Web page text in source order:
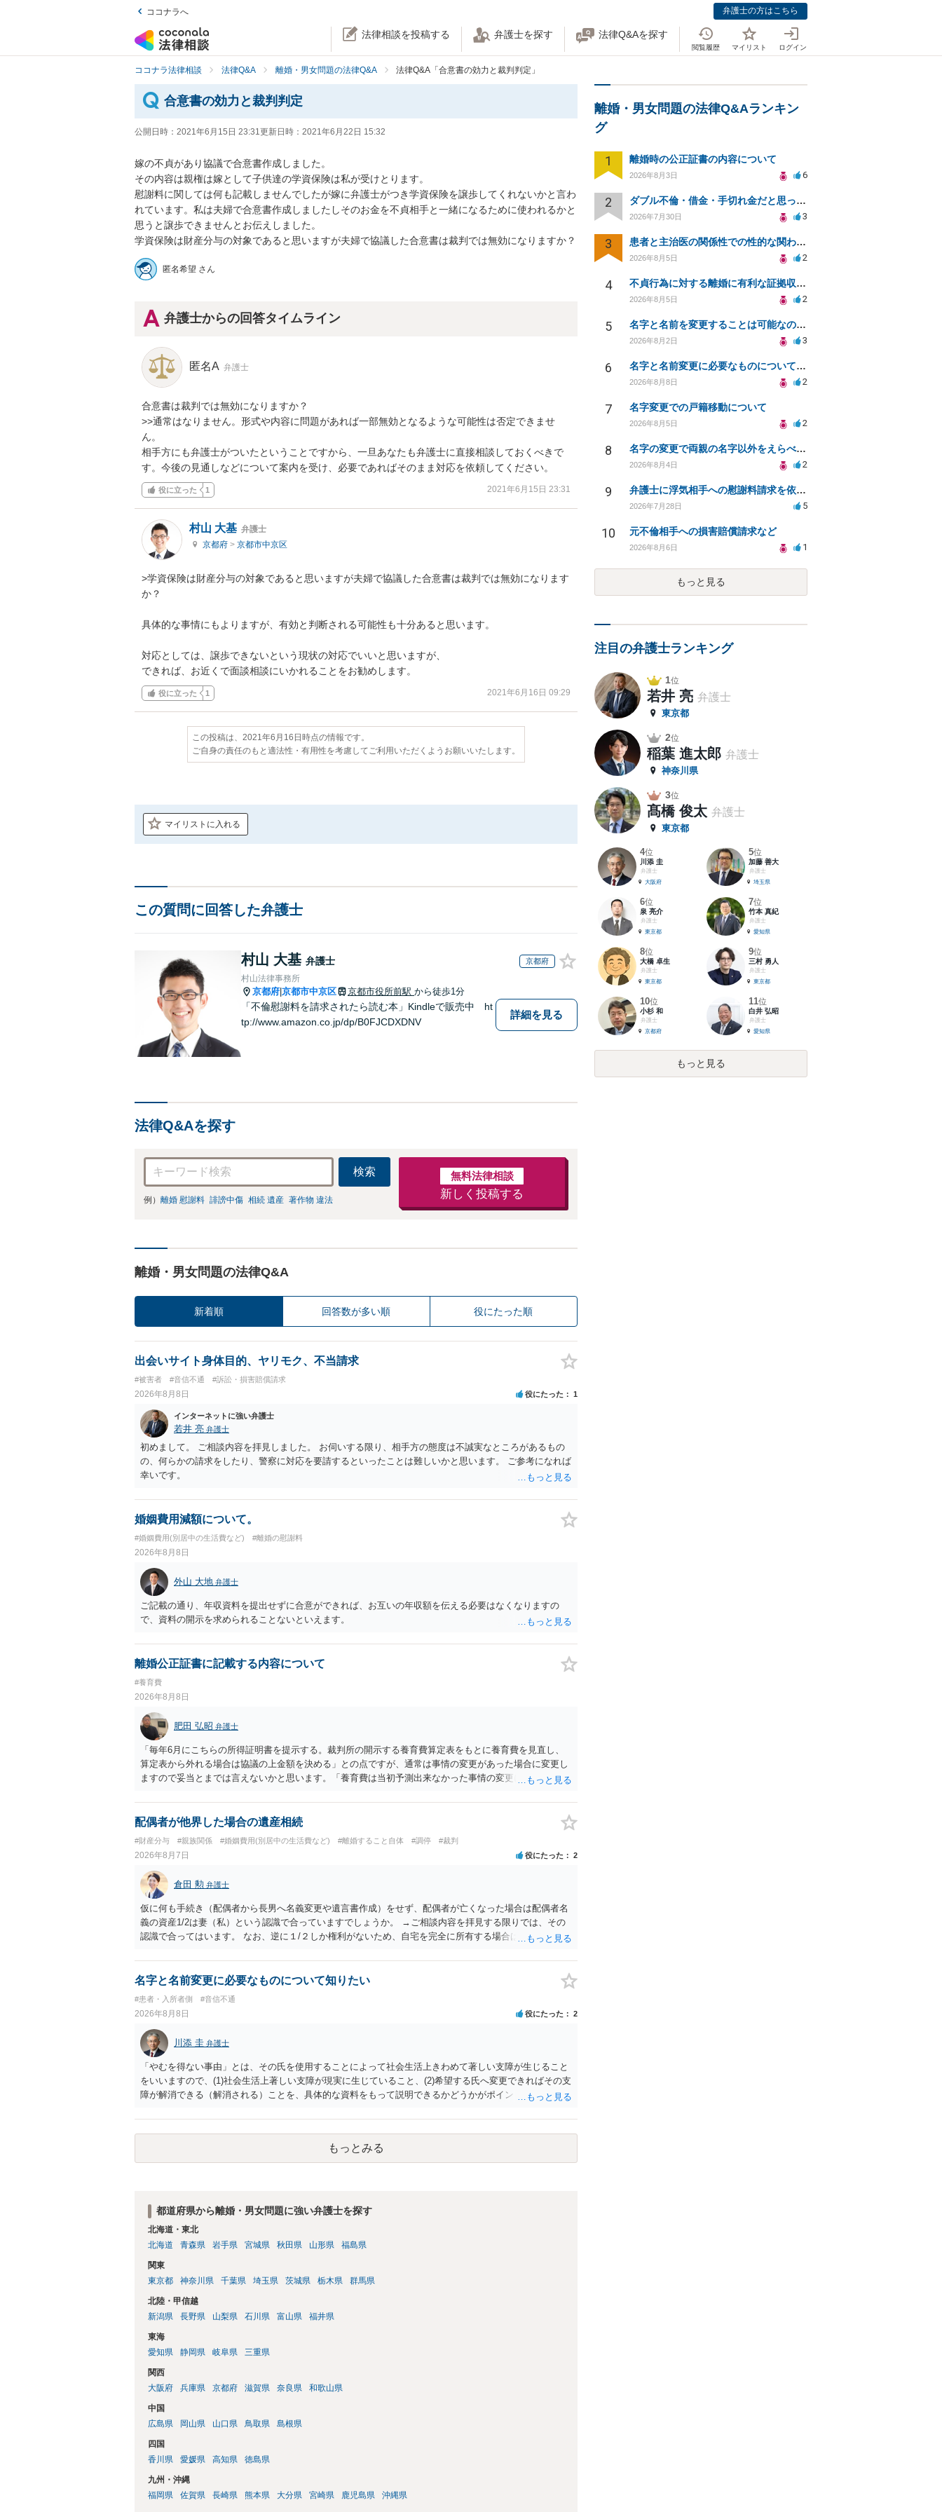
ココナラへ 弁護士の方はこちら
法律相談を投稿する 弁護士を探す 法律Q&Aを探す
閲覧履歴 マイリスト ログイン
ココナラ法律相談 法律Q&A 離婚・男女問題の法律Q&A 法律Q&A「合意書の効力と裁判判定」
合意書の効力と裁判判定
公開日時： 2021年6月15日 23:31更新日時： 2021年6月22日 15:32
嫁の不貞があり協議で合意書作成しました。
その内容は親権は嫁として子供達の学資保険は私が受けとります。
慰謝料に関しては何も記載しませんでしたが嫁に弁護士がつき学資保険を譲歩してくれないかと言わ
れています。私は夫婦で合意書作成しましたしそのお金を不貞相手と一緒になるために使われるかと
思うと譲歩できませんとお伝えしました。
学資保険は財産分与の対象であると思いますが夫婦で協議した合意書は裁判では無効になりますか？
匿名希望 さん
弁護士からの回答タイムライン
匿名A 弁護士
合意書は裁判では無効になりますか？
>>通常はなりません。形式や内容に問題があれば一部無効となるような可能性は否定できませ
ん。
相手方にも弁護士がついたということですから、一旦あなたも弁護士に直接相談しておくべきで
す。今後の見通しなどについて案内を受け、必要であればそのまま対応を依頼してください。
役に立った 1 2021年6月15日 23:31
村山 大基 弁護士
京都府 > 京都市中京区
>学資保険は財産分与の対象であると思いますが夫婦で協議した合意書は裁判では無効になります
か？
具体的な事情にもよりますが、有効と判断される可能性も十分あると思います。
対応としては、譲歩できないという現状の対応でいいと思いますが、
できれば、お近くで面談相談にいかれることをお勧めします。
役に立った 1 2021年6月16日 09:29
この投稿は、2021年6月16日時点の情報です。
ご自身の責任のもと適法性・有用性を考慮してご利用いただくようお願いいたします。
マイリストに入れる
この質問に回答した弁護士
村山 大基 弁護士 京都府
村山法律事務所
京都府 京都市中京区 京都市役所前駅 から徒歩1分
「不倫慰謝料を請求されたら読む本」Kindleで販売中 ht
tp://www.amazon.co.jp/dp/B0FJCDXDNV
詳細を見る
法律Q&Aを探す
検索
例） 離婚 慰謝料 誹謗中傷 相続 遺産 著作物 違法
無料法律相談
新しく投稿する
離婚・男女問題の法律Q&A
新着順 回答数が多い順 役にたった順
出会いサイト身体目的、ヤリモク、不当請求
#被害者 #音信不通 #訴訟・損害賠償請求
2026年8月8日 役にたった 1
インターネットに強い弁護士
若井 亮 弁護士
初めまして。 ご相談内容を拝見しました。 お伺いする限り、相手方の態度は不誠実なところがあるもの
の、何らかの請求をしたり、警察に対応を要請するといったことは難しいかと思います。 ご参考になれば
幸いです。
婚姻費用減額について。
#婚姻費用(別居中の生活費など) #離婚の慰謝料
2026年8月8日
外山 大地 弁護士
ご記載の通り、年収資料を提出せずに合意ができれば、お互いの年収額を伝える必要はなくなりますの
で、資料の開示を求められることないといえます。
離婚公正証書に記載する内容について
#養育費
2026年8月8日
肥田 弘昭 弁護士
「毎年6月にこちらの所得証明書を提示する。裁判所の開示する養育費算定表をもとに養育費を見直し、
算定表から外れる場合は協議の上金額を決める」との点ですが、通常は事情の変更があった場合に変更し
ますので妥当とまでは言えないかと思います。「養育費は当初予測出来なかった事情の変更により双方協
く事になり、上記のような文言が無くても養育費の見直しは適宜出来るかと思うのですが違うのでしょう
か？との点はそのとおりかと思います。養育費は事情の変更があった場合に変更するので毎年見直すこと
配偶者が他界した場合の遺産相続
#財産分与 #親族関係 #婚姻費用(別居中の生活費など) #離婚すること自体 #調停 #裁判
2026年8月7日 役にたった 2
倉田 勲 弁護士
仮に何も手続き（配偶者から長男へ名義変更や遺言書作成）をせず、配偶者が亡くなった場合は配偶者名
義の資産1/2は妻（私）という認識で合っていますでしょうか。 →ご相談内容を拝見する限りでは、その
認識で合ってはいます。 なお、逆に１/２しか権利がないため、自宅を完全に所有する場合は、他の相続
名字と名前変更に必要なものについて知りたい
#患者・入所者側 #音信不通
2026年8月8日 役にたった 2
川添 圭 弁護士
「やむを得ない事由」とは、その氏を使用することによって社会生活上きわめて著しい支障が生じること
をいいますので、(1)社会生活上著しい支障が現実に生じていること、(2)希望する氏へ変更できればその支
障が解消できる（解消される）ことを、具体的な資料をもって説明できるかどうかがポイントです。 記録
出することが必要になります。「フラッシュバック」とのことなので、例えば、医学上確立されているPT
SDの診断基準に合致した説明とそれに沿う資料の提出が必要になってくるように思います。 精神的・心
理的な理由の氏変更は様々な意味でハードルがかなり高く、弁護士へ依頼しても苦労することが強く予想
されるところです。、もし本人申立てをお考えであれば、医学知識はもちろん法律知識も要求されますの
もっとみる
都道府県から離婚・男女問題に強い弁護士を探す
北海道・東北
北海道
青森県 岩手県 宮城県 秋田県 山形県 福島県
関東
東京都
神奈川県 千葉県 埼玉県 茨城県 栃木県 群馬県
北陸・甲信越
新潟県
長野県 山梨県 石川県 富山県 福井県
東海
愛知県
静岡県 岐阜県 三重県
関西
大阪府
兵庫県 京都府 滋賀県 奈良県 和歌山県
中国
広島県
岡山県 山口県 鳥取県 島根県
四国
香川県
愛媛県 高知県 徳島県
九州・沖縄
福岡県
佐賀県 長崎県 熊本県 大分県 宮崎県 鹿児島県 沖縄県
離婚・男女問題の法律Q&Aランキン
グ
1 離婚時の公正証書の内容について
2026年8月3日 6
2 ダブル不倫・借金・手切れ金だと思っていたお金を1年後いまさら脅迫罪として通知書が来てまとめて請求
2026年7月30日 3
3 患者と主治医の関係性での性的な関わりからのトラブル
2026年8月5日 2
4 不貞行為に対する離婚に有利な証拠収集方法と法的手続きについて
2026年8月5日 2
5 名字と名前を変更することは可能なのか？
2026年8月2日 3
6 名字と名前変更に必要なものについて知りたい
2026年8月8日 2
7 名字変更での戸籍移動について
2026年8月5日 2
8 名字の変更で両親の名字以外をえらべるのか？
2026年8月4日 2
9 弁護士に浮気相手への慰謝料請求を依頼する費用相場は？
2026年7月28日 5
10 元不倫相手への損害賠償請求など
2026年8月6日 1
もっと見る
注目の弁護士ランキング
1位
若井 亮 弁護士
東京都
2位
稲葉 進太郎 弁護士
神奈川県
3位
髙橋 俊太 弁護士
東京都
4位
川添 圭
弁護士
大阪府
5位
加藤 善大
弁護士
埼玉県
6位
泉 亮介
弁護士
東京都
7位
竹本 真紀
弁護士
愛知県
8位
大橋 卓生
弁護士
東京都
9位
三村 勇人
弁護士
東京都
10位
小杉 和
弁護士
京都府
11位
白井 弘昭
弁護士
愛知県
もっと見る